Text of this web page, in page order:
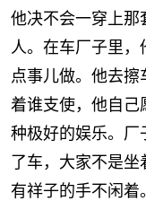
他决不会一穿上那
人。在车厂子里
点事儿做。他去
着谁支使，他自己
种极好的娱乐。厂
了车，大家不是
有祥子的手不闲